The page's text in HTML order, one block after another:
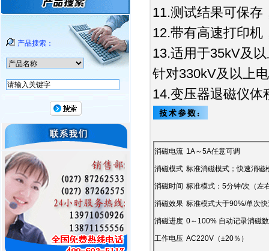
产品搜索：
11.测试结果可保存
12.带有高速打印机
13.适用于35kV及
针对330kV及以上
14.变压器退磁仪体
消磁电流 1A～5A任意可调
消磁模式 标准消磁模式；快速消磁
消磁时间 标准模式：5分钟/次（左
消磁效果 标准模式大于90%/单次
消磁进度 0～100% 自动记录消磁
工作电压 AC220V（±20％）